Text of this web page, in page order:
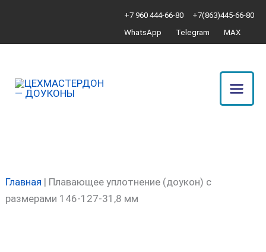
содержимому
+7 960 444-66-80
+7(863)445-66-80
WhatsApp
Telegram MAX
Главная | Плавающее уплотнение (доукон) с
размерами 146-127-31,8 мм
Плавающее
с